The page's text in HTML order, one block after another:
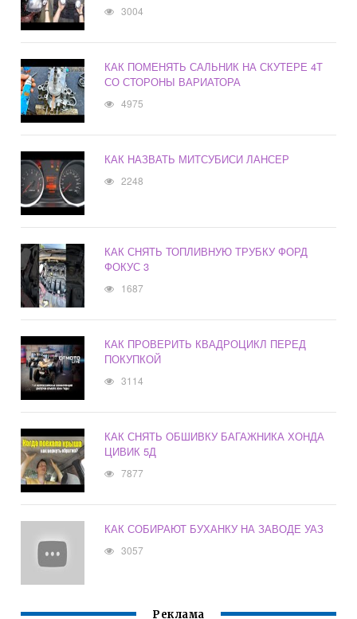
3004
КАК ПОМЕНЯТЬ САЛЬНИК НА СКУТЕРЕ 4Т
СО СТОРОНЫ ВАРИАТОРА
4975
КАК НАЗВАТЬ МИТСУБИСИ ЛАНСЕР
2248
КАК СНЯТЬ ТОПЛИВНУЮ ТРУБКУ ФОРД
ФОКУС 3
1687
КАК ПРОВЕРИТЬ КВАДРОЦИКЛ ПЕРЕД
ПОКУПКОЙ
3114
КАК СНЯТЬ ОБШИВКУ БАГАЖНИКА ХОНДА
ЦИВИК 5Д
7877
КАК СОБИРАЮТ БУХАНКУ НА ЗАВОДЕ УАЗ
3057
Реклама